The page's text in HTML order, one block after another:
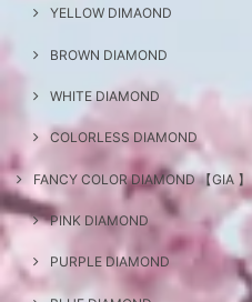
YELLOW DIMAOND
BROWN DIAMOND
WHITE DIAMOND
COLORLESS DIAMOND
FANCY COLOR DIAMOND 【GIA 】
PINK DIAMOND
PURPLE DIAMOND